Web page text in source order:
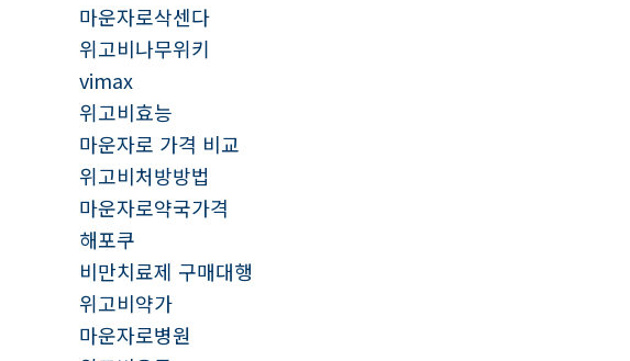
마운자로삭센다
위고비나무위키
vimax
위고비효능
마운자로 가격 비교
위고비처방방법
마운자로약국가격
해포쿠
비만치료제 구매대행
위고비약가
마운자로병원